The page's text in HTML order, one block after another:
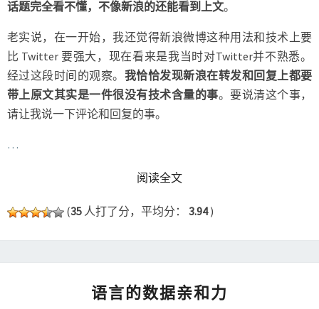
话题完全看不懂，不像新浪的还能看到上文。
老实说，在一开始，我还觉得新浪微博这种用法和技术上要
比 Twitter 要强大，现在看来是我当时对Twitter并不熟悉。
经过这段时间的观察。 我恰恰发现新浪在转发和回复上都要
带上原文其实是一件很没有技术含量的事。要说清这个事，
请让我说一下评论和回复的事。
…
阅读全文READ MORE
(35 人打了分，平均分： 3.94)
言
语言的数据亲和力